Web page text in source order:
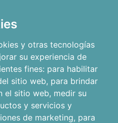
y otras tecnologías
su experiencia de
fines: para habilitar
sitio web, para brindar
el sitio web, medir su
y servicios y
de marketing, para